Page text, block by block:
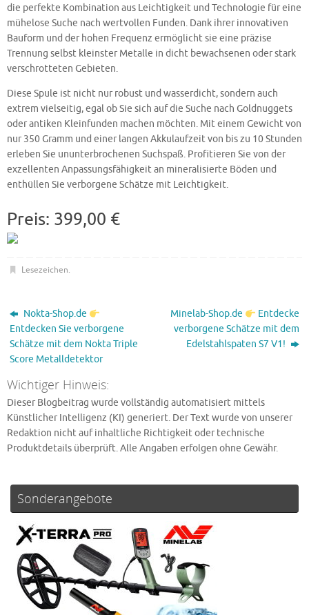
die perfekte Kombination aus Leichtigkeit und Technologie für eine
mühelose Suche nach wertvollen Funden. Dank ihrer innovativen
Bauform und der hohen Frequenz ermöglicht sie eine präzise
Trennung selbst kleinster Metalle in dicht bewachsenen oder stark
verschrotteten Gebieten.
Diese Spule ist nicht nur robust und wasserdicht, sondern auch
extrem vielseitig, egal ob Sie sich auf die Suche nach Goldnuggets
oder antiken Kleinfunden machen möchten. Mit einem Gewicht von
nur 350 Gramm und einer langen Akkulaufzeit von bis zu 10 Stunden
erleben Sie ununterbrochenen Suchspaß. Profitieren Sie von der
exzellenten Anpassungsfähigkeit an mineralisierte Böden und
enthüllen Sie verborgene Schätze mit Leichtigkeit.
Preis: 399,00 €
Lesezeichen.
Nokta-Shop.de
Entdecken Sie verborgene
Schätze mit dem Nokta Triple
Score Metalldetektor
Minelab-Shop.de
Entdecke
verborgene Schätze mit dem
Edelstahlspaten S7 V1!
Wichtiger Hinweis:
Dieser Blogbeitrag wurde vollständig automatisiert mittels
Künstlicher Intelligenz (KI) generiert. Der Text wurde von unserer
Redaktion nicht auf inhaltliche Richtigkeit oder technische
Produktdetails überprüft. Alle Angaben erfolgen ohne Gewähr.
Sonderangebote